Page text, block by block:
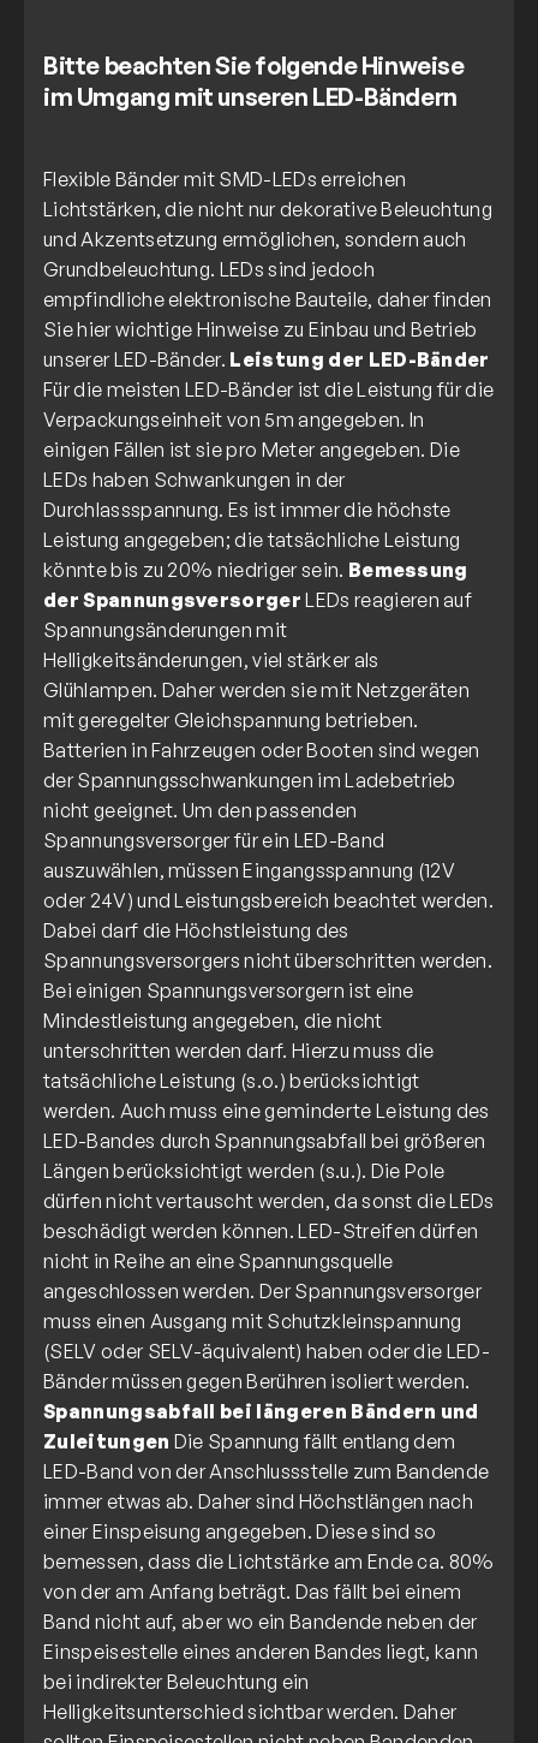
Bitte beachten Sie folgende Hinweise
im Umgang mit unseren LED-Bändern
Flexible Bänder mit SMD-LEDs erreichen
Lichtstärken, die nicht nur dekorative Beleuchtung
und Akzentsetzung ermöglichen, sondern auch
Grundbeleuchtung. LEDs sind jedoch
empfindliche elektronische Bauteile, daher finden
Sie hier wichtige Hinweise zu Einbau und Betrieb
unserer LED-Bänder. Leistung der LED-Bänder
Für die meisten LED-Bänder ist die Leistung für die
Verpackungseinheit von 5m angegeben. In
einigen Fällen ist sie pro Meter angegeben. Die
LEDs haben Schwankungen in der
Durchlassspannung. Es ist immer die höchste
Leistung angegeben; die tatsächliche Leistung
könnte bis zu 20% niedriger sein. Bemessung
der Spannungsversorger LEDs reagieren auf
Spannungsänderungen mit
Helligkeitsänderungen, viel stärker als
Glühlampen. Daher werden sie mit Netzgeräten
mit geregelter Gleichspannung betrieben.
Batterien in Fahrzeugen oder Booten sind wegen
der Spannungsschwankungen im Ladebetrieb
nicht geeignet. Um den passenden
Spannungsversorger für ein LED-Band
auszuwählen, müssen Eingangsspannung (12V
oder 24V) und Leistungsbereich beachtet werden.
Dabei darf die Höchstleistung des
Spannungsversorgers nicht überschritten werden.
Bei einigen Spannungsversorgern ist eine
Mindestleistung angegeben, die nicht
unterschritten werden darf. Hierzu muss die
tatsächliche Leistung (s.o.) berücksichtigt
werden. Auch muss eine geminderte Leistung des
LED-Bandes durch Spannungsabfall bei größeren
Längen berücksichtigt werden (s.u.). Die Pole
dürfen nicht vertauscht werden, da sonst die LEDs
beschädigt werden können. LED-Streifen dürfen
nicht in Reihe an eine Spannungsquelle
angeschlossen werden. Der Spannungsversorger
muss einen Ausgang mit Schutzkleinspannung
(SELV oder SELV-äquivalent) haben oder die LED-
Bänder müssen gegen Berühren isoliert werden.
Spannungsabfall bei längeren Bändern und
Zuleitungen Die Spannung fällt entlang dem
LED-Band von der Anschlussstelle zum Bandende
immer etwas ab. Daher sind Höchstlängen nach
einer Einspeisung angegeben. Diese sind so
bemessen, dass die Lichtstärke am Ende ca. 80%
von der am Anfang beträgt. Das fällt bei einem
Band nicht auf, aber wo ein Bandende neben der
Einspeisestelle eines anderen Bandes liegt, kann
bei indirekter Beleuchtung ein
Helligkeitsunterschied sichtbar werden. Daher